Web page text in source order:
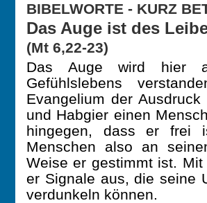
BIBELWORTE - KURZ
Das Auge ist des
(Mt 6,22-23)
Das Auge wird hier
Gefühlslebens
Evangelium der
und Habgier einen
hingegen, dass er frei
Menschen also an
Weise er gestimmt ist.
er Signale aus, die seine
verdunkeln können.